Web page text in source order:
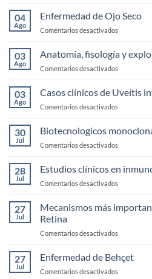
04
Ago
Enfermedad de Ojo Seco
Comentarios desactivados
Ojo
Seco
03
Ago
Anatomía, fisología y
Comentarios desactivados
fisología
exploración
la
03
Ago
Casos clínicos de Uveítis
Comentarios desactivados
clínicos
Uveítis
30
Jul
Biotecnologicos
Comentarios desactivados
28
Jul
Estudios clínicos en
Comentarios desactivados
en
27
Jul
Mecanismos más
Retina
Comentarios desactivados
importantes
de
27
Jul
Enfermedad de Behçet
Comentarios desactivados